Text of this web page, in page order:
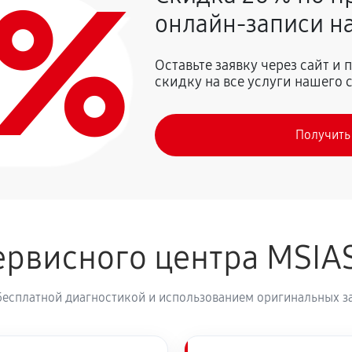
260 руб
590 руб
GTX 1660 SUPER
590 руб
520 руб
онлайн-записи
Оставьте заявку через сайт
скидку на все услуги нашего
центра
диагностикой и использованием оригинальных